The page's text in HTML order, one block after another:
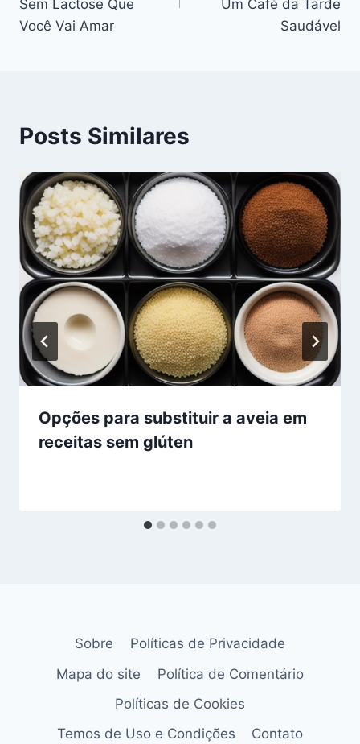
Sem Lactose Que
Você Vai Amar
Um Café da Tarde
Saudável
Posts Similares
Opções para substituir a aveia em
receitas sem glúten
Sobre
Políticas de Privacidade
Mapa do site
Política de Comentário
Políticas de Cookies
Temos de Uso e Condições
Contato